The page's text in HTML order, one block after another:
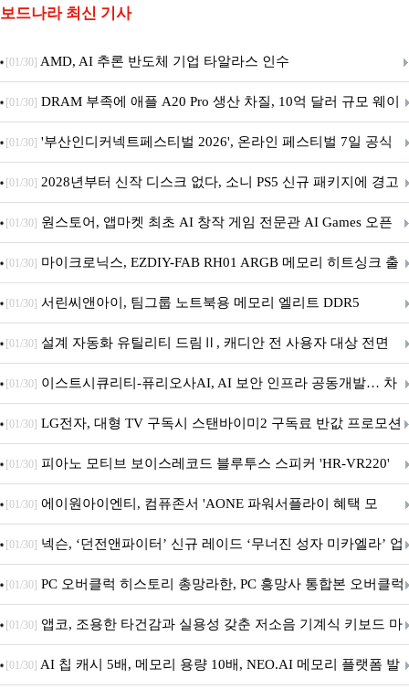
보드나라 최신 기사
[01/30] AMD, AI 추론 반도체 기업 타알라스 인수
[01/30] DRAM 부족에 애플 A20 Pro 생산 차질, 10억 달러 규모 웨이
퍼 대기
[01/30] '부산인디커넥트페스티벌 2026', 온라인 페스티벌 7일 공식
개막... 22일간 진행
[01/30] 2028년부터 신작 디스크 없다, 소니 PS5 신규 패키지에 경고
문 추가
[01/30] 원스토어, 앱마켓 최초 AI 창작 게임 전문관 AI Games 오픈
[01/30] 마이크로닉스, EZDIY-FAB RH01 ARGB 메모리 히트싱크 출
시
[01/30] 서린씨앤아이, 팀그룹 노트북용 메모리 엘리트 DDR5
5600MHz 16GB 출시
[01/30] 설계 자동화 유틸리티 드림Ⅱ, 캐디안 전 사용자 대상 전면
무상 배포
[01/30] 이스트시큐리티-퓨리오사AI, AI 보안 인프라 공동개발… 차
세대 AI 보안 플랫폼 구축
[01/30] LG전자, 대형 TV 구독시 스탠바이미2 구독료 반값 프로모션
[01/30] 피아노 모티브 보이스레코드 블루투스 스피커 'HR-VR220'
출시
[01/30] 에이원아이엔티, 컴퓨존서 'AONE 파워서플라이 혜택 모
음.ZIP' 이벤트 진행
[01/30] 넥슨, ‘던전앤파이터’ 신규 레이드 ‘무너진 성자 미카엘라’ 업
데이트!
[01/30] PC 오버클럭 히스토리 총망라한, PC 흥망사 통합본 오버클럭
특집(1-4편)
[01/30] 앱코, 조용한 타건감과 실용성 갖춘 저소음 기계식 키보드 마
우스 세트 'KM580' 출시
[01/30] AI 칩 캐시 5배, 메모리 용량 10배, NEO.AI 메모리 플랫폼 발